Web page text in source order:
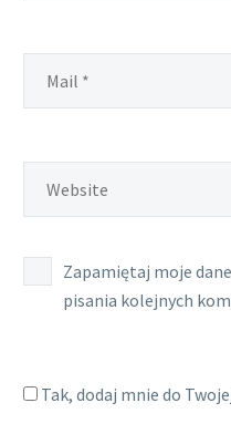
Zapamiętaj moje
pisania kolejnych
Tak, dodaj mnie do